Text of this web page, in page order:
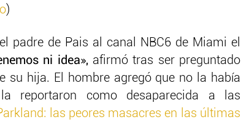
)
padre de Pais al canal NBC6 de Miami el
ni idea», afirmó tras ser preguntado
su hija. El hombre agregó que no la había
reportaron como desaparecida a las
las peores masacres en las últimas